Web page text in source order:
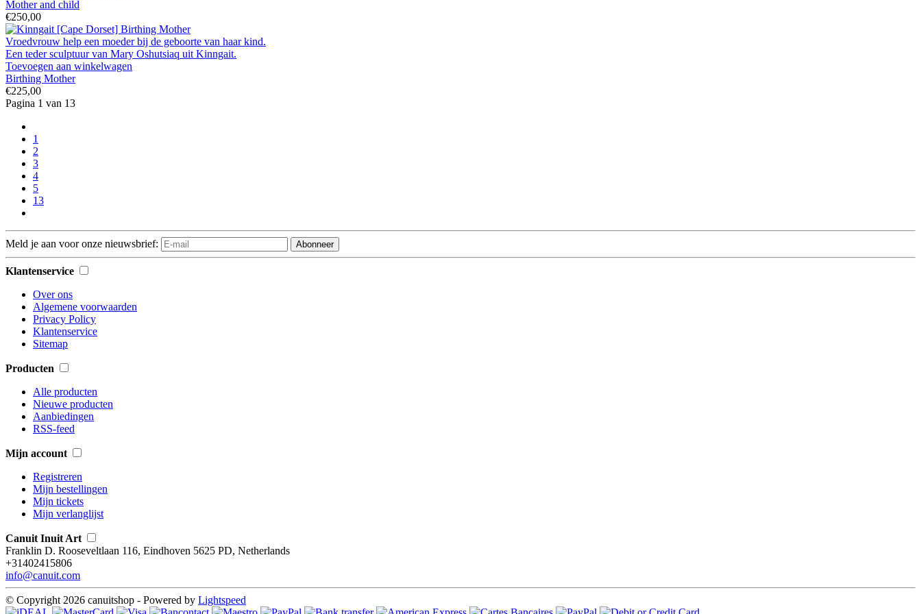
Mother and child
€250,00
Vroedvrouw help een moeder bij de geboorte van haar kind.
Een teder sculptuur van Mary Oshutsiaq uit Kinngait.
Toevoegen aan winkelwagen
Birthing Mother
€225,00
Pagina 1 van 13
1
2
3
4
5
13
Meld je aan voor onze nieuwsbrief: Abonneer
Klantenservice
Over ons
Algemene voorwaarden
Privacy Policy
Klantenservice
Sitemap
Producten
Alle producten
Nieuwe producten
Aanbiedingen
RSS-feed
Mijn account
Registreren
Mijn bestellingen
Mijn tickets
Mijn verlanglijst
Canuit Inuit Art
Franklin D. Rooseveltlaan 116, Eindhoven 5625 PD, Netherlands
+31402415806
info@canuit.com
© Copyright 2026 canuitshop - Powered by Lightspeed